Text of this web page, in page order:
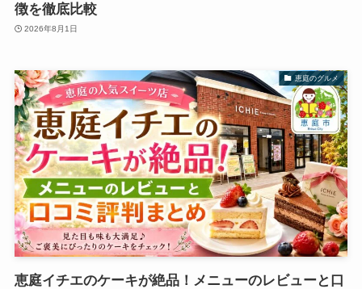
徴を徹底比較
2026年8月1日
恵庭のグルメ
恵庭イチエのケーキが絶品！メニューのレビューと口